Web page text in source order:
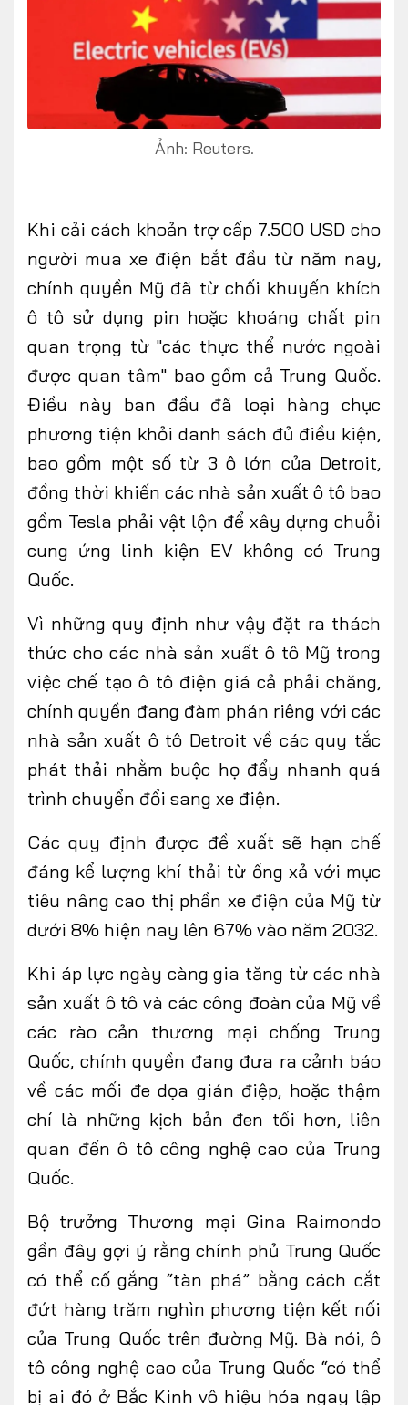
Ảnh: Reuters.
Khi cải cách khoản trợ cấp 7.500 USD cho
người mua xe điện bắt đầu từ năm nay,
chính quyền Mỹ đã từ chối khuyến khích
ô tô sử dụng pin hoặc khoáng chất pin
quan trọng từ "các thực thể nước ngoài
được quan tâm" bao gồm cả Trung Quốc.
Điều này ban đầu đã loại hàng chục
phương tiện khỏi danh sách đủ điều kiện,
bao gồm một số từ 3 ô lớn của Detroit,
đồng thời khiến các nhà sản xuất ô tô bao
gồm Tesla phải vật lộn để xây dựng chuỗi
cung ứng linh kiện EV không có Trung
Quốc.
Vì những quy định như vậy đặt ra thách
thức cho các nhà sản xuất ô tô Mỹ trong
việc chế tạo ô tô điện giá cả phải chăng,
chính quyền đang đàm phán riêng với các
nhà sản xuất ô tô Detroit về các quy tắc
phát thải nhằm buộc họ đẩy nhanh quá
trình chuyển đổi sang xe điện.
Các quy định được đề xuất sẽ hạn chế
đáng kể lượng khí thải từ ống xả với mục
tiêu nâng cao thị phần xe điện của Mỹ từ
dưới 8% hiện nay lên 67% vào năm 2032.
Khi áp lực ngày càng gia tăng từ các nhà
sản xuất ô tô và các công đoàn của Mỹ về
các rào cản thương mại chống Trung
Quốc, chính quyền đang đưa ra cảnh báo
về các mối đe dọa gián điệp, hoặc thậm
chí là những kịch bản đen tối hơn, liên
quan đến ô tô công nghệ cao của Trung
Quốc.
Bộ trưởng Thương mại Gina Raimondo
gần đây gợi ý rằng chính phủ Trung Quốc
có thể cố gắng “tàn phá” bằng cách cắt
đứt hàng trăm nghìn phương tiện kết nối
của Trung Quốc trên đường Mỹ. Bà nói, ô
tô công nghệ cao của Trung Quốc “có thể
bị ai đó ở Bắc Kinh vô hiệu hóa ngay lập